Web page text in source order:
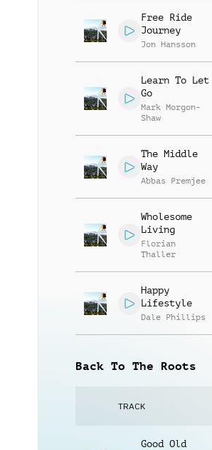
Free Ride
Journey
Jon Hansson
Learn To Let
Go
Mark Morgon-
Shaw
The Middle
Way
Abbas Premjee
Wholesome
Living
Florian
Thaller
Happy
Lifestyle
Dale Phillips
Back To The Roots
TRACK
Good Old